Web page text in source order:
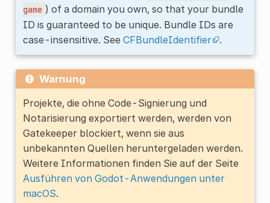
game ) of a domain you own, so that your bundle
ID is guaranteed to be unique. Bundle IDs are
case-insensitive. See CFBundleIdentifier .
Warnung
Projekte, die ohne Code-Signierung und
Notarisierung exportiert werden, werden von
Gatekeeper blockiert, wenn sie aus
unbekannten Quellen heruntergeladen werden.
Weitere Informationen finden Sie auf der Seite
Ausführen von Godot-Anwendungen unter
macOS.